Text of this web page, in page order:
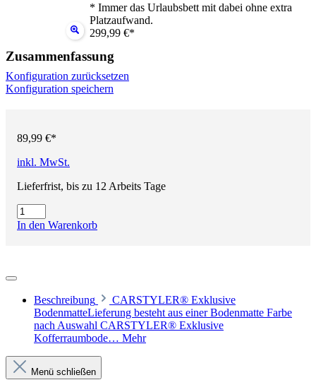
* Immer das Urlaubsbett mit dabei ohne extra
Platzaufwand.
299,99 €*
Zusammenfassung
Konfiguration zurücksetzen
Konfiguration speichern
89,99 €*
inkl. MwSt.
Lieferfrist, bis zu 12 Arbeits Tage
In den Warenkorb
Beschreibung
CARSTYLER® Exklusive
BodenmatteLieferung besteht aus einer Bodenmatte Farbe
nach Auswahl CARSTYLER® Exklusive
Kofferraumbode… Mehr
Menü schließen